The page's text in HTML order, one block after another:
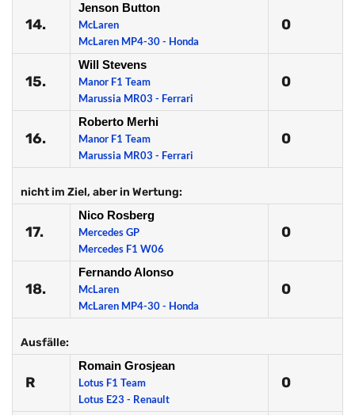
14.
Jenson Button
McLaren
McLaren MP4-30 - Honda
0
15.
Will Stevens
Manor F1 Team
Marussia MR03 - Ferrari
0
16.
Roberto Merhi
Manor F1 Team
Marussia MR03 - Ferrari
0
nicht im Ziel, aber in Wertung:
17.
Nico Rosberg
Mercedes GP
Mercedes F1 W06
0
18.
Fernando Alonso
McLaren
McLaren MP4-30 - Honda
0
Ausfälle:
R
Romain Grosjean
Lotus F1 Team
Lotus E23 - Renault
0